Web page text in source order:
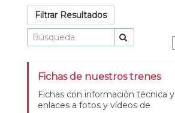
Filtrar Resultados
Fichas de nuestros trenes
Fichas con información técnica y
enlaces a fotos y vídeos de